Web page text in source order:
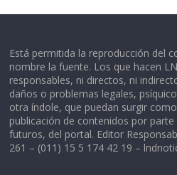
Está permitida la reproducción del
nombre la fuente. Los que hacen
responsables, ni directos, ni
daños o problemas legales,
otra índole, que puedan surgir
publicación de contenidos por
futuros, del portal. Editor
261 – (011) 15 5 174 42 19 –